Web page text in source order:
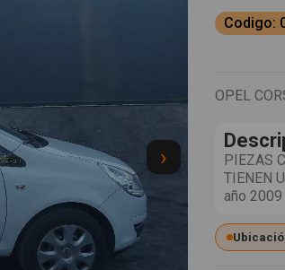
›
Codigo:
OPEL
PIEZAS
TIENEN
año 2009